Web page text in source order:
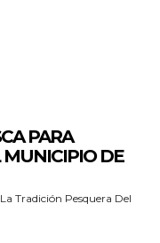
PARA
MUNICIPIO DE
Tradición Pesquera Del